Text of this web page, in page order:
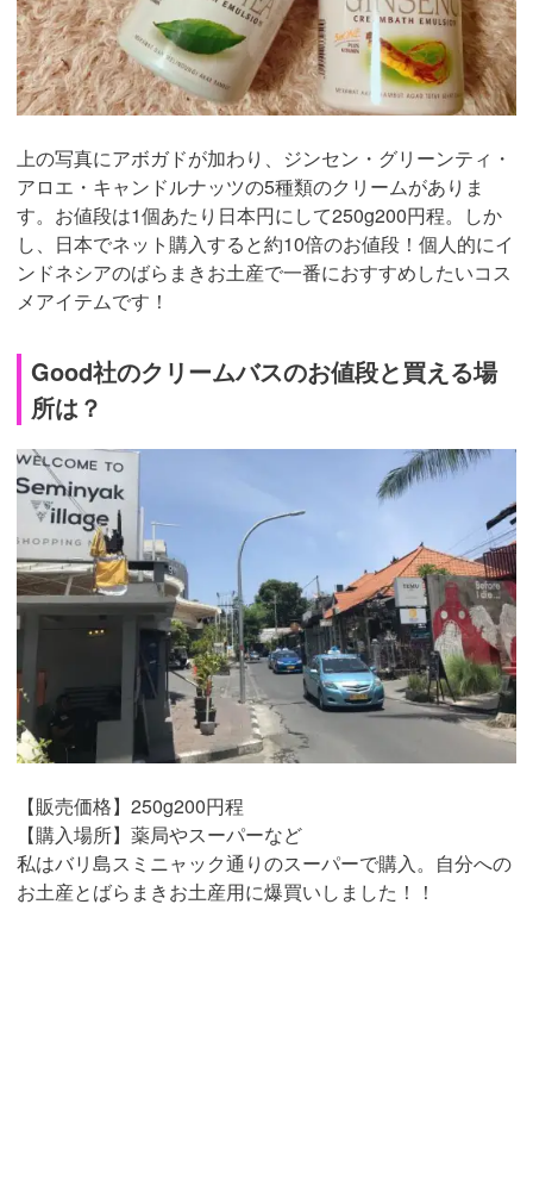
上の写真にアボガドが加わり、ジンセン・グリーンティ・
アロエ・キャンドルナッツの5種類のクリームがありま
す。お値段は1個あたり日本円にして250g200円程。しか
し、日本でネット購入すると約10倍のお値段！個人的にイ
ンドネシアのばらまきお土産で一番におすすめしたいコス
メアイテムです！
Good社のクリームバスのお値段と買える場
所は？
【販売価格】250g200円程
【購入場所】薬局やスーパーなど
私はバリ島スミニャック通りのスーパーで購入。自分への
お土産とばらまきお土産用に爆買いしました！！